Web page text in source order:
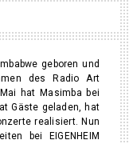
geboren und
des Radio Art
hat Masimba bei
Gäste geladen, hat
realisiert. Nun
bei EIGENHEIM